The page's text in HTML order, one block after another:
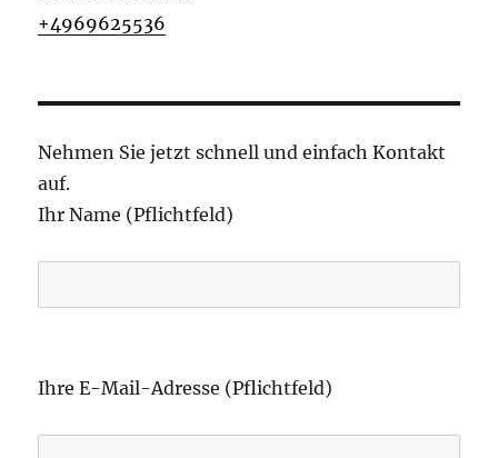
+4969625536
Nehmen Sie jetzt schnell und einfach Kontakt
auf.
Ihr Name (Pflichtfeld)
i
Ihre E-Mail-Adresse (Pflichtfeld)